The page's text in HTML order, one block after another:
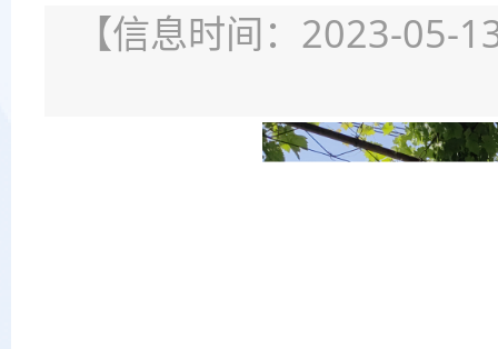
【信息时间：2023-05-